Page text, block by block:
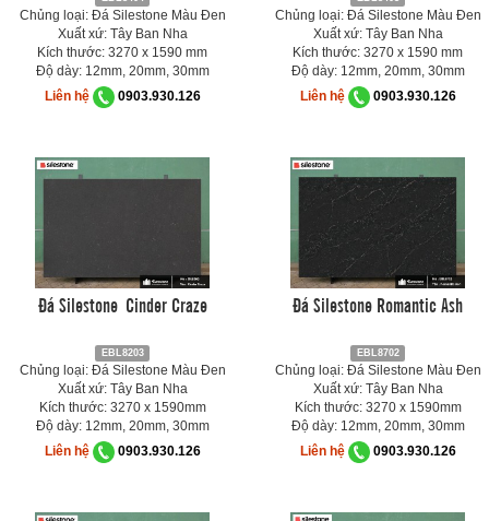
Chủng loại: Đá Silestone Màu Đen
Xuất xứ: Tây Ban Nha
Kích thước: 3270 x 1590 mm
Độ dày: 12mm, 20mm, 30mm
Liên hệ
0903.930.126
Chủng loại: Đá Silestone Màu Đen
Xuất xứ: Tây Ban Nha
Kích thước: 3270 x 1590 mm
Độ dày: 12mm, 20mm, 30mm
Liên hệ
0903.930.126
Đá Silestone Cinder Craze
EBL8203
Chủng loại: Đá Silestone Màu Đen
Xuất xứ: Tây Ban Nha
Kích thước: 3270 x 1590mm
Độ dày: 12mm, 20mm, 30mm
Liên hệ
0903.930.126
Đá Silestone Romantic Ash
EBL8702
Chủng loại: Đá Silestone Màu Đen
Xuất xứ: Tây Ban Nha
Kích thước: 3270 x 1590mm
Độ dày: 12mm, 20mm, 30mm
Liên hệ
0903.930.126